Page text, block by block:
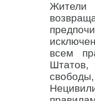
Жители
всем
Штатов,